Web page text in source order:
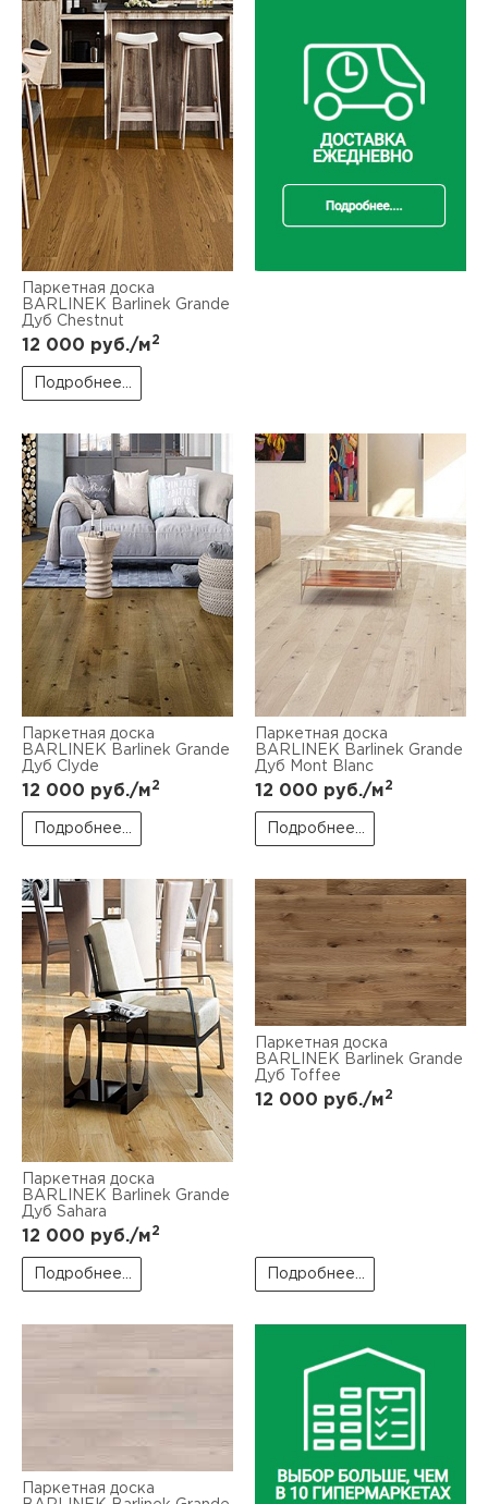
Паркетная доска
BARLINEK Barlinek Grande
Дуб Chestnut
12 000 руб./м2
Подробнее...
Паркетная доска
BARLINEK Barlinek Grande
Дуб Clyde
12 000 руб./м2
Подробнее...
Паркетная доска
BARLINEK Barlinek Grande
Дуб Mont Blanc
12 000 руб./м2
Подробнее...
Паркетная доска
BARLINEK Barlinek Grande
Дуб Sahara
12 000 руб./м2
Подробнее...
Паркетная доска
BARLINEK Barlinek Grande
Дуб Toffee
12 000 руб./м2
Подробнее...
Паркетная доска